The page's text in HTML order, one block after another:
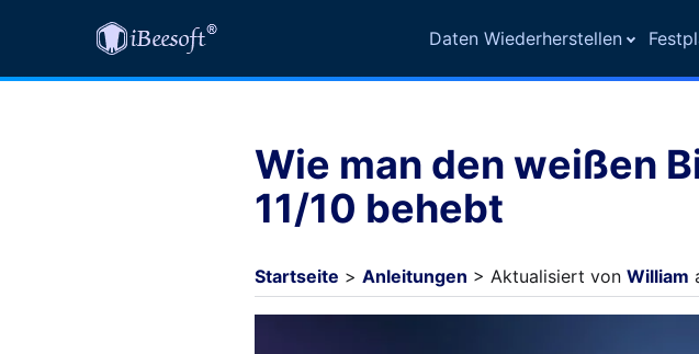
Daten Wiederherstellen
Wie man den weißen
11/10 behebt
Startseite > Anleitungen > Aktualisiert von William